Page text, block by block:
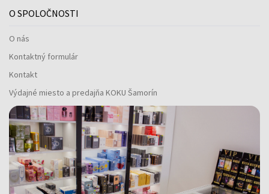
O SPOLOČNOSTI
O nás
Kontaktný formulár
Kontakt
Výdajné miesto a predajňa KOKU Šamorín